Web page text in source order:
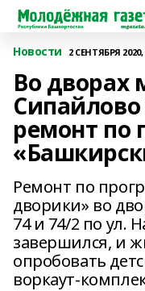
Новости 2 СЕНТЯБРЯ 2020,
Во дворах
ремонт по
Ремонт по
дворики» во
74 и 74/2 по ул.
завершился, и
опробовать
воркаут-